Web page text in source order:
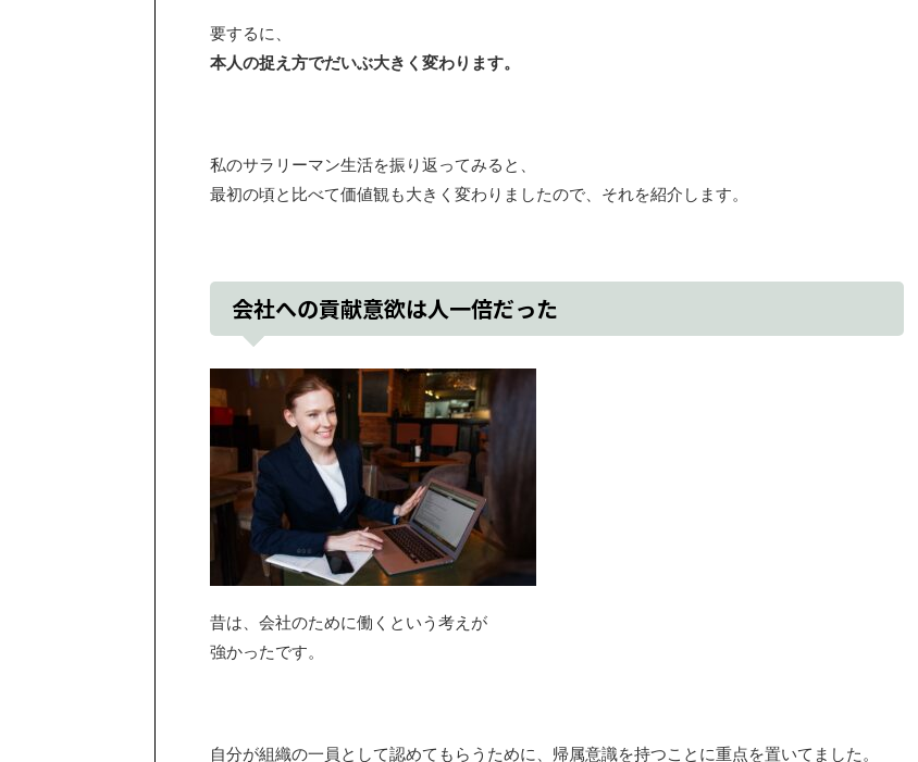
要するに、
本人の捉え方でだいぶ大きく変わります。
私のサラリーマン生活を振り返ってみると、
最初の頃と比べて価値観も大きく変わりましたので、それを紹介します。
会社への貢献意欲は人一倍だった
昔は、会社のために働くという考えが
強かったです。
自分が組織の一員として認めてもらうために、帰属意識を持つことに重点を置いてました。